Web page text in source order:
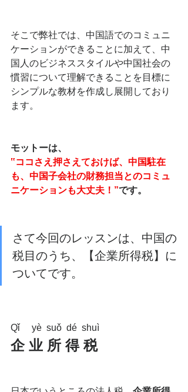
そこで弊社では、中国語でのコミュニ
ケーションができることに加えて、中
国人のビジネススタイルや中国社会の
慣習について理解できることを目標に
シンプルな教材を作成し展開しており
ます。
モットーは、
‟ココさえ押さえておけば、中国駐在
も、中国子会社の財務担当とのコミュ
ニケーションも大丈夫！”です。
さて今回のレッスンは、中国の
税目のうち、【企業所得税】に
ついてです。
Qǐ　 yè  suǒ  dé  shuì
企 业 所 得 税